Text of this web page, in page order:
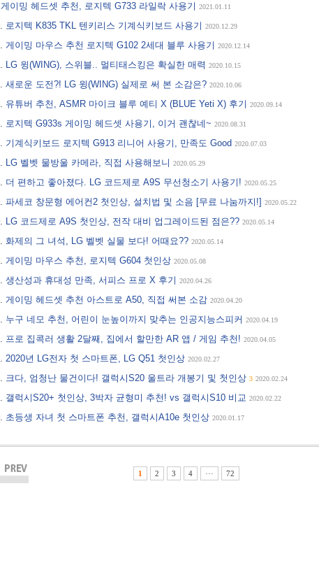
게이밍 헤드셋 추천, 로지텍 G733 라일락 사용기 2021.01.11
로지텍 K835 TKL 텐키리스 기계식키보드 사용기 2020.12.29
게이밍 마우스 추천 로지텍 G102 2세대 블루 사용기 2020.12.14
LG 윙(WING), 스위블.. 멀티태스킹은 확실한 매력 2020.10.15
새로운 도전?! LG 윙(WING) 실제로 써 본 소감은? 2020.10.06
유튜버 추천, ASMR 마이크 블루 예티 X (BLUE Yeti X) 후기 2020.09.14
로지텍 G933s 게이밍 헤드셋 사용기, 이거 괜찮네~ 2020.08.31
기계식키보드 로지텍 G913 리니어 사용기, 만족도 Good 2020.07.03
LG 벨벳 물방울 카메라, 직접 사용해보니 2020.05.29
더 편하고 좋아졌다. LG 코드제로 A9S 무선청소기 사용기! 2020.05.25
파세코 창문형 에어컨2 첫인상, 설치법 및 소음 [무료 나눔까지!] 2020.05.22
LG 코드제로 A9S 첫인상, 전작 대비 업그레이드된 점은?? 2020.05.14
화제의 그 녀석, LG 벨벳 실물 보다! 어때요?? 2020.05.14
게이밍 마우스 추천, 로지텍 G604 첫인상 2020.05.08
생산성과 휴대성 만족, 서피스 프로 X 후기 2020.04.26
게이밍 헤드셋 추천 아스트로 A50, 직접 써본 소감 2020.04.20
누구 네모 추천, 어린이 눈높이까지 맞추는 인공지능스피커 2020.04.19
프로 집콕러 생활 2달째, 집에서 할만한 AR 앱 / 게임 추천! 2020.04.05
2020년 LG전자 첫 스마트폰, LG Q51 첫인상 2020.02.27
크다, 엄청난 물건이다! 갤럭시S20 울트라 개봉기 및 첫인상 3 2020.02.24
갤럭시S20+ 첫인상, 3박자 균형미 추천! vs 갤럭시S10 비교 2020.02.22
초등생 자녀 첫 스마트폰 추천, 갤럭시A10e 첫인상 2020.01.17
1 2 3 4 ··· 72